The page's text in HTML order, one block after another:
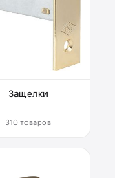
Защелки
310 товаров